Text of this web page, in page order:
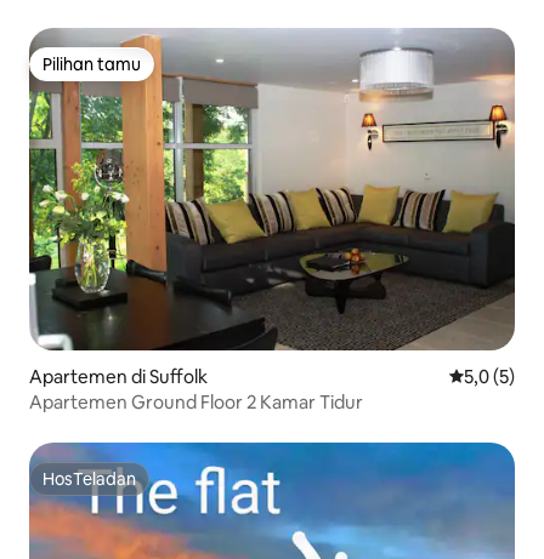
Pilihan tamu
Pilihan tamu
Apartemen di Suffolk Nilai rata-
5,0 (5)
Apartemen Ground Floor 2 Kamar Tidur
HosTeladan
HosTeladan